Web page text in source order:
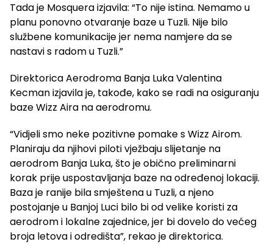
Tada je Mosquera izjavila: “To nije istina. Nemamo u
planu ponovno otvaranje baze u Tuzli. Nije bilo
službene komunikacije jer nema namjere da se
nastavi s radom u Tuzli.”
Direktorica Aerodroma Banja Luka Valentina
Kecman izjavila je, takođe, kako se radi na osiguranju
baze Wizz Aira na aerodromu.
“Vidjeli smo neke pozitivne pomake s Wizz Airom.
Planiraju da njihovi piloti vježbaju slijetanje na
aerodrom Banja Luka, što je obično preliminarni
korak prije uspostavljanja baze na određenoj lokaciji.
Baza je ranije bila smještena u Tuzli, a njeno
postojanje u Banjoj Luci bilo bi od velike koristi za
aerodrom i lokalne zajednice, jer bi dovelo do većeg
broja letova i odredišta”, rekao je direktorica.